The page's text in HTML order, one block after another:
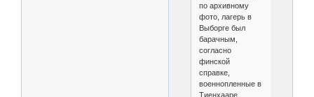
по архивному
фото, лагерь в
Выборге был
барачным,
согласно
финской
справке,
военнопленные в
Тиенхааре